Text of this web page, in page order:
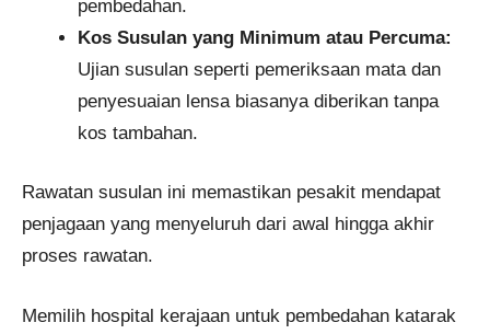
pembedahan.
Kos Susulan yang Minimum atau Percuma:
Ujian susulan seperti pemeriksaan mata dan
penyesuaian lensa biasanya diberikan tanpa
kos tambahan.
Rawatan susulan ini memastikan pesakit mendapat
penjagaan yang menyeluruh dari awal hingga akhir
proses rawatan.
Memilih hospital kerajaan untuk pembedahan katarak